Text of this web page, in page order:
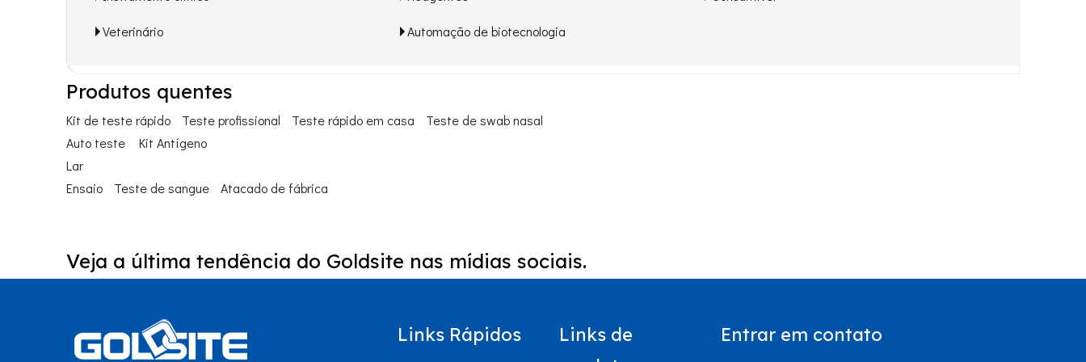
Veterinário Automação de biotecnologia
Produtos quentes
Kit de teste rápido Teste profissional Teste rápido em casa
Teste de swab nasal
Auto teste
Kit Antígeno
Lar
Ensaio
Teste de sangue Atacado de fábrica
Veja a última tendência do Goldsite nas mídias sociais.
Links Rápidos
Links de
Entrar em contato